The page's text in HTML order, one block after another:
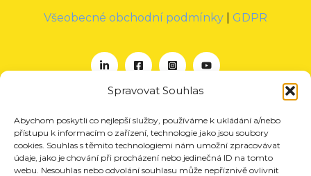
Spravovat Souhlas
Abychom poskytli co nejlepší služby, používáme k ukládání a/nebo
přístupu k informacím o zařízení, technologie jako jsou soubory
cookies. Souhlas s těmito technologiemi nám umožní zpracovávat
údaje, jako je chování při procházení nebo jedinečná ID na tomto
webu. Nesouhlas nebo odvolání souhlasu může nepříznivě ovlivnit
Všeobecné obchodní podmínky
GDPR
O nás
Projekty
Členství